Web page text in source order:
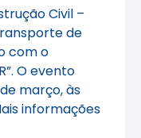
Civil –
de
com o
O evento
março, às
informações